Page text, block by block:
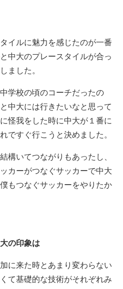
イルに魅力を感じたのが一番
中大のプレースタイルが合っ
ました。
学校の頃のコーチだったの
中大には行きたいなと思って
怪我をした時に中大が１番に
ですぐ行こうと決めました。
構いてつながりもあったし、
カーがつなぐサッカーで中大
もつなぐサッカーをやりたか
の印象は
に来た時とあまり変わらない
て基礎的な技術がそれぞれみ